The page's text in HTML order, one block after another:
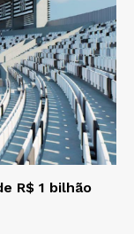
R$ 1 bilhão